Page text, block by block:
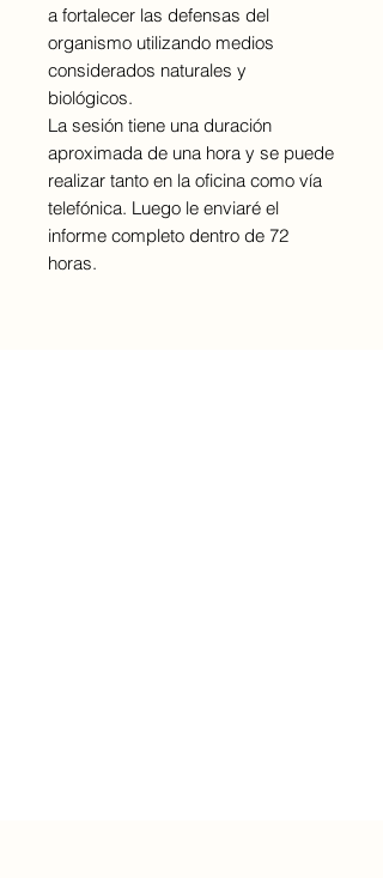
a fortalecer las defensas del
organismo utilizando medios
considerados naturales y
biológicos.
La sesión tiene una duración
aproximada de una hora y se puede
realizar tanto en la oficina como vía
telefónica. Luego le enviaré el
informe completo dentro de 72
horas.